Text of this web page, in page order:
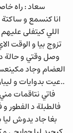
سعاد : راه
انا كنسمع و ساكتة
اللي كيتفلى
تزوج بيا و الوقت
وصل وقتي و حالة
العضام وجاد
..عيت بدوايات و
فاتي نتاقمات
فالطبلة د الفطور
بغا جاد يدوش